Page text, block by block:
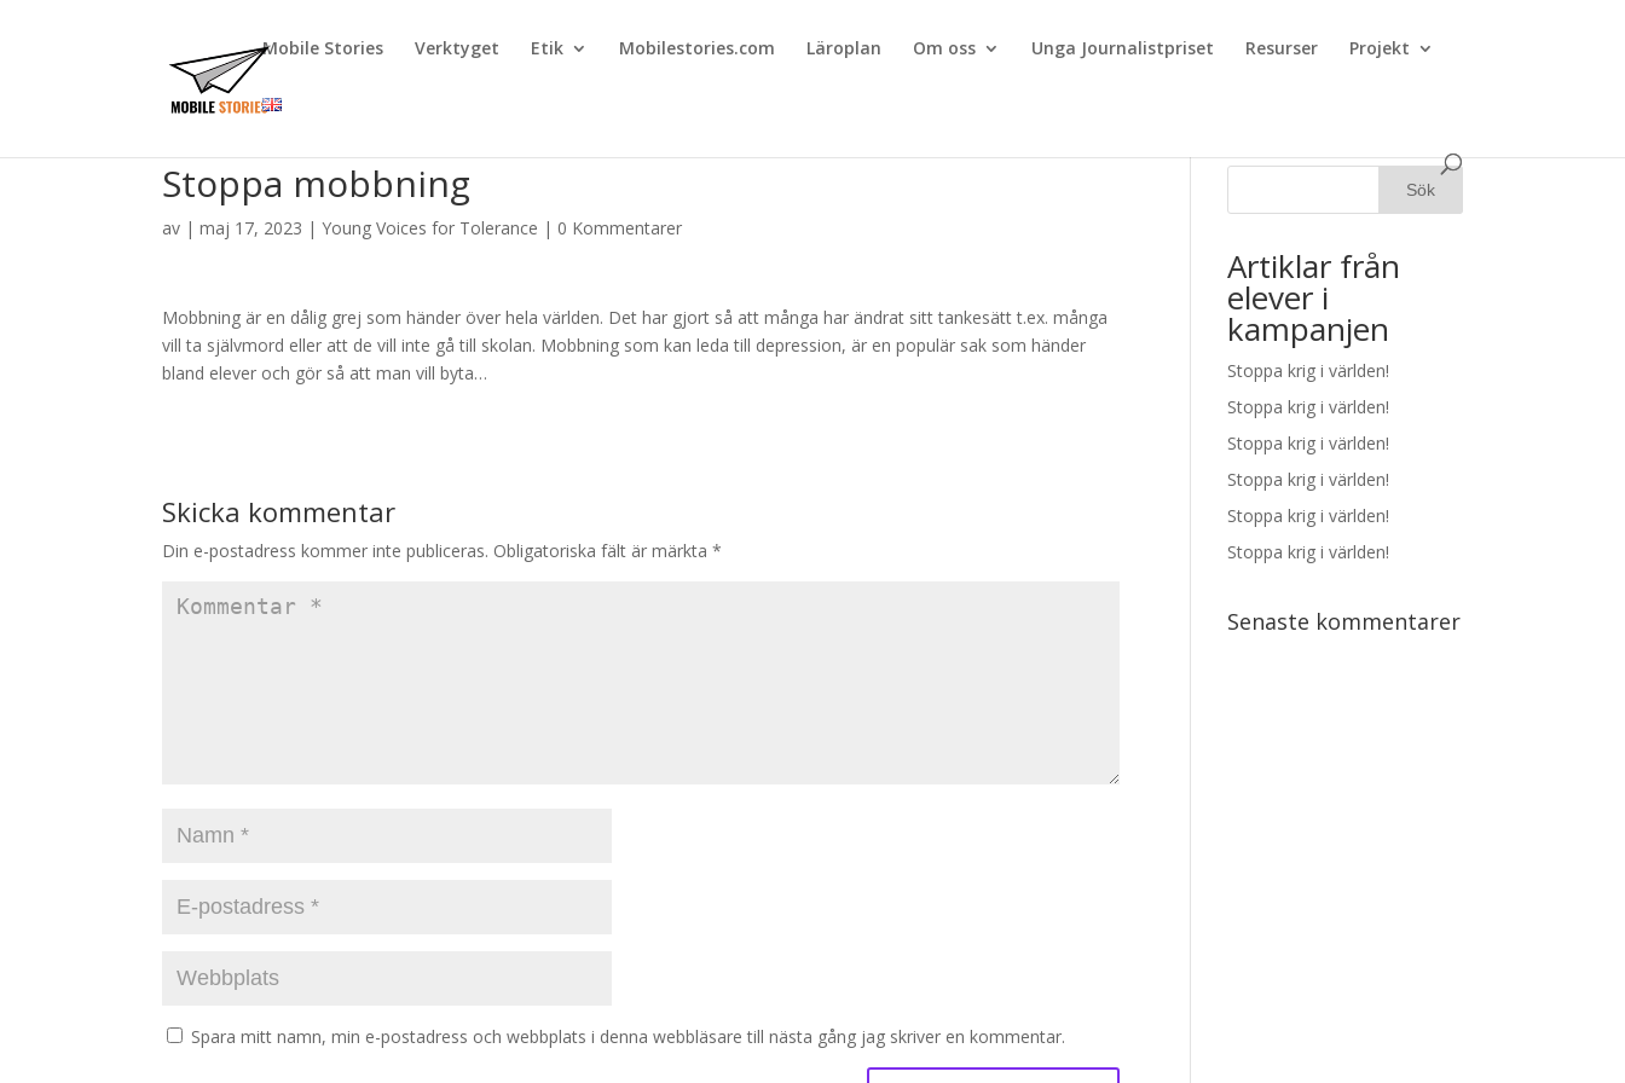
Mobile Stories Verktyget Etik Mobilestories.com Läroplan Om oss Unga Journalistpriset Resurser Projekt
Stoppa mobbning
av |maj 17, 2023 |Young Voices for Tolerance | 0 Kommentarer
Mobbning är en dålig grej som händer över hela världen. Det har gjort så att många har ändrat sitt tankesätt t.ex. många
vill ta självmord eller att de vill inte gå till skolan. Mobbning som kan leda till depression, är en populär sak som händer
bland elever och gör så att man vill byta…
Skicka kommentar
Din e-postadress kommer inte publiceras. Obligatoriska fält är märkta*
Spara mitt namn, min e-postadress och webbplats i denna webbläsare till nästa gång jag skriver en kommentar.
Artiklar från
elever i
kampanjen
Stoppa krig i världen!
Stoppa krig i världen!
Stoppa krig i världen!
Stoppa krig i världen!
Stoppa krig i världen!
Stoppa krig i världen!
Senaste kommentarer